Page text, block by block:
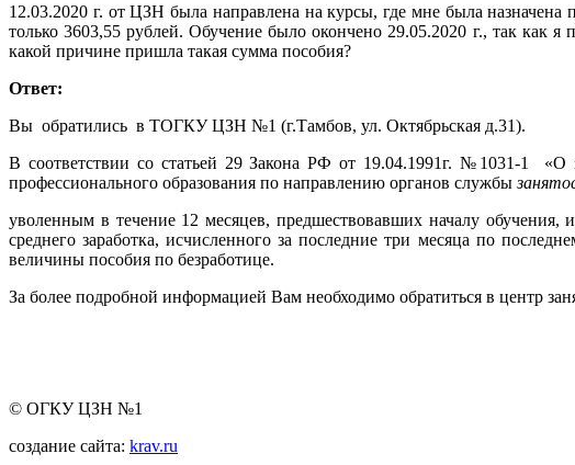
12.03.2020 г. от ЦЗН была направлена на курсы, где мне была
только 3603,55 рублей. Обучение было окончено 29.05.2020 г., так как
какой причине пришла такая сумма пособия?
Ответ:
Вы обратились в ТОГКУ ЦЗН №1 (г.Тамбов, ул. Октябрьская д.31).
В соответствии со статьей 29 Закона РФ от 19.04.1991г. №1031-1 «О
профессионального образования по направлению органов службы
уволенным в течение 12 месяцев, предшествовавших началу
среднего заработка, исчисленного за последние три месяца по
величины пособия по безработице.
За более подробной информацией Вам необходимо обратиться в центр
© ОГКУ ЦЗН №1
создание сайта: krav.ru